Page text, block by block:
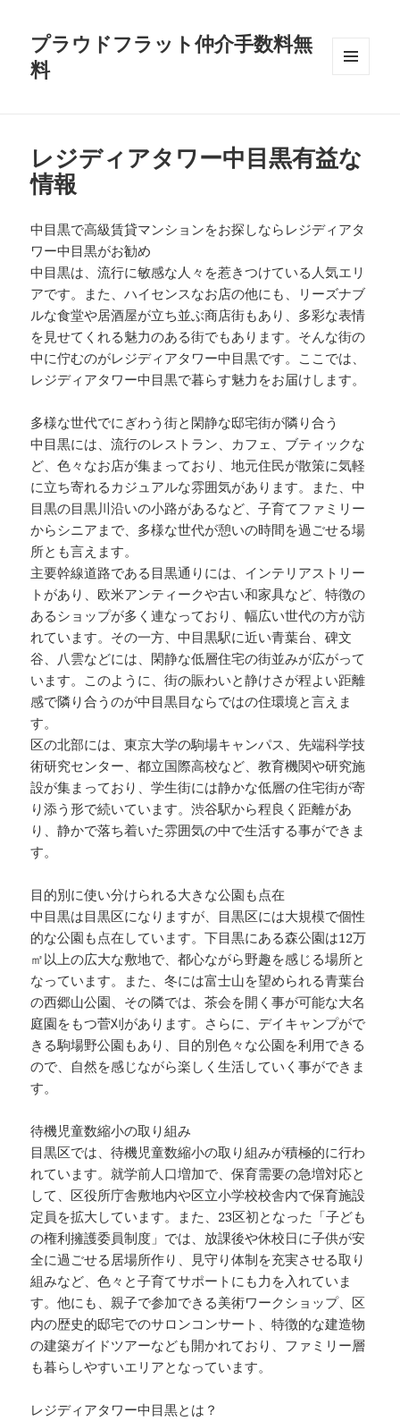
プラウドフラット仲介手数料無
料
レジディアタワー中目黒有益な
情報
中目黒で高級賃貸マンションをお探しならレジディアタ
ワー中目黒がお勧め
中目黒は、流行に敏感な人々を惹きつけている人気エリ
アです。また、ハイセンスなお店の他にも、リーズナブ
ルな食堂や居酒屋が立ち並ぶ商店街もあり、多彩な表情
を見せてくれる魅力のある街でもあります。そんな街の
中に佇むのがレジディアタワー中目黒です。ここでは、
レジディアタワー中目黒で暮らす魅力をお届けします。
多様な世代でにぎわう街と閑静な邸宅街が隣り合う
中目黒には、流行のレストラン、カフェ、ブティックな
ど、色々なお店が集まっており、地元住民が散策に気軽
に立ち寄れるカジュアルな雰囲気があります。また、中
目黒の目黒川沿いの小路があるなど、子育てファミリー
からシニアまで、多様な世代が憩いの時間を過ごせる場
所とも言えます。
主要幹線道路である目黒通りには、インテリアストリー
トがあり、欧米アンティークや古い和家具など、特徴の
あるショップが多く連なっており、幅広い世代の方が訪
れています。その一方、中目黒駅に近い青葉台、碑文
谷、八雲などには、閑静な低層住宅の街並みが広がって
います。このように、街の賑わいと静けさが程よい距離
感で隣り合うのが中目黒目ならではの住環境と言えま
す。
区の北部には、東京大学の駒場キャンパス、先端科学技
術研究センター、都立国際高校など、教育機関や研究施
設が集まっており、学生街には静かな低層の住宅街が寄
り添う形で続いています。渋谷駅から程良く距離があ
り、静かで落ち着いた雰囲気の中で生活する事ができま
す。
目的別に使い分けられる大きな公園も点在
中目黒は目黒区になりますが、目黒区には大規模で個性
的な公園も点在しています。下目黒にある森公園は12万
㎡以上の広大な敷地で、都心ながら野趣を感じる場所と
なっています。また、冬には富士山を望められる青葉台
の西郷山公園、その隣では、茶会を開く事が可能な大名
庭園をもつ菅刈があります。さらに、デイキャンプがで
きる駒場野公園もあり、目的別色々な公園を利用できる
ので、自然を感じながら楽しく生活していく事ができま
す。
待機児童数縮小の取り組み
目黒区では、待機児童数縮小の取り組みが積極的に行わ
れています。就学前人口増加で、保育需要の急増対応と
して、区役所庁舎敷地内や区立小学校校舎内で保育施設
定員を拡大しています。また、23区初となった「子ども
の権利擁護委員制度」では、放課後や休校日に子供が安
全に過ごせる居場所作り、見守り体制を充実させる取り
組みなど、色々と子育てサポートにも力を入れていま
す。他にも、親子で参加できる美術ワークショップ、区
内の歴史的邸宅でのサロンコンサート、特徴的な建造物
の建築ガイドツアーなども開かれており、ファミリー層
も暮らしやすいエリアとなっています。
レジディアタワー中目黒とは？